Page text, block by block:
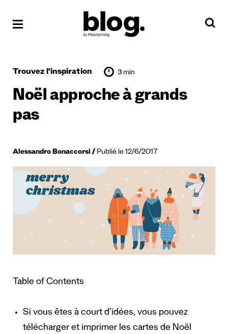
Trouvez l'inspiration 3 min
Noël approche à grands
pas
Alessandro Bonaccorsi Publié le 12/6/2017
Table of Contents
Si vous êtes à court d’idées, vous pouvez
télécharger et imprimer les cartes de Noël